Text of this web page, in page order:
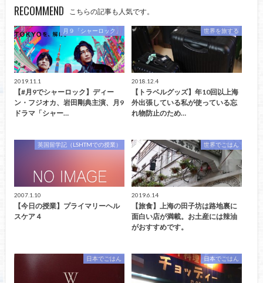
RECOMMEND こちらの記事も人気です。
月９「シャーロック」
2019.11.1
【#月9でシャーロック】ディー
ン・フジオカ、岩田剛典主演、月9
ドラマ「シャー…
世界を旅する
2018.12.4
【トラベルグッズ】年10回以上海
外出張している私が使っている忘
れ物防止のため…
英国留学記（LSHTMでの授業）
2007.1.10
【今日の授業】プライマリーヘル
スケア４
世界でごはん
2019.6.14
【旅食】上海の田子坊は路地裏に
面白い店が満載。お土産には辣油
がおすすめです。
日本でごはん 日本でごはん